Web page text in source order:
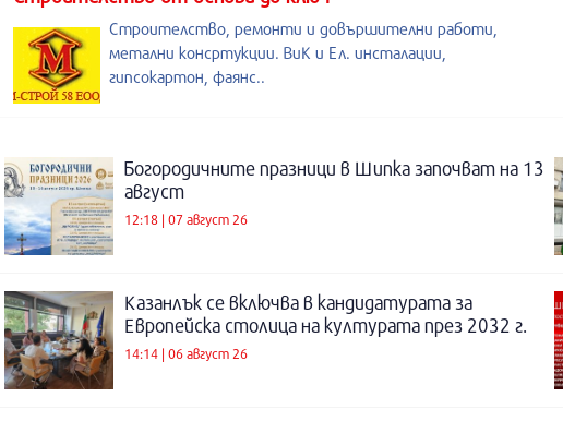
Строителство, ремонти и довършителни работи,
метални консртукции. ВиК и Ел. инсталации,
гипсокартон, фаянс..
Богородичните празници в Шипка започват на 13
август
12:18 | 07 август 26
Казанлък се включва в кандидатурата за
Европейска столица на културата през 2032 г.
14:14 | 06 август 26